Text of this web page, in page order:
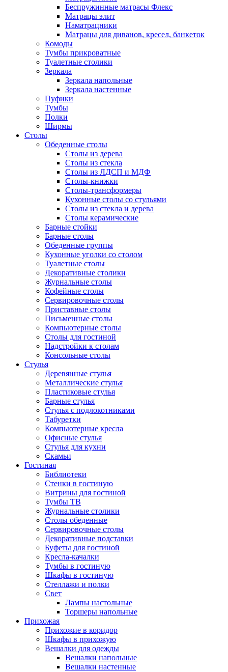
Беспружинные матрасы Флекс
Матрацы элит
Наматрацники
Матрацы для диванов, кресел, банкеток
Комоды
Тумбы прикроватные
Туалетные столики
Зеркала
Зеркала напольные
Зеркала настенные
Пуфики
Тумбы
Полки
Ширмы
Столы
Обеденные столы
Столы из дерева
Столы из стекла
Столы из ЛДСП и МДФ
Столы-книжки
Столы-трансформеры
Кухонные столы со стульями
Столы из стекла и дерева
Столы керамические
Барные стойки
Барные столы
Обеденные группы
Кухонные уголки со столом
Туалетные столы
Декоративные столики
Журнальные столы
Кофейные столы
Сервировочные столы
Приставные столы
Письменные столы
Компьютерные столы
Столы для гостиной
Надстройки к столам
Консольные столы
Стулья
Деревянные стулья
Металлические стулья
Пластиковые стулья
Барные стулья
Стулья с подлокотниками
Табуретки
Компьютерные кресла
Офисные стулья
Стулья для кухни
Скамьи
Гостиная
Библиотеки
Стенки в гостиную
Витрины для гостиной
Тумбы ТВ
Журнальные столики
Столы обеденные
Сервировочные столы
Декоративные подставки
Буфеты для гостиной
Кресла-качалки
Тумбы в гостиную
Шкафы в гостиную
Стеллажи и полки
Свет
Лампы настольные
Торшеры напольные
Прихожая
Прихожие в коридор
Шкафы в прихожую
Вешалки для одежды
Вешалки напольные
Вешалки настенные